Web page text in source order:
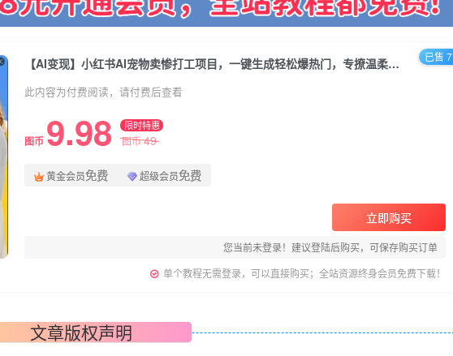
【AI变现】小红书AI宠物卖惨打工项目，一键生成轻松爆热门，专撩温柔多金小姐姐，私域转化率超高
此内容为付费阅读，请付费后查看
图币 9.98 限时特惠
图币49
黄金会员免费 超级会员免费
立即购买
您当前未登录！建议登陆后购买，可保存购买订单
单个教程无需登录，可以直接购买；全站资源终身会员免费下载！
已售 7
文章版权声明